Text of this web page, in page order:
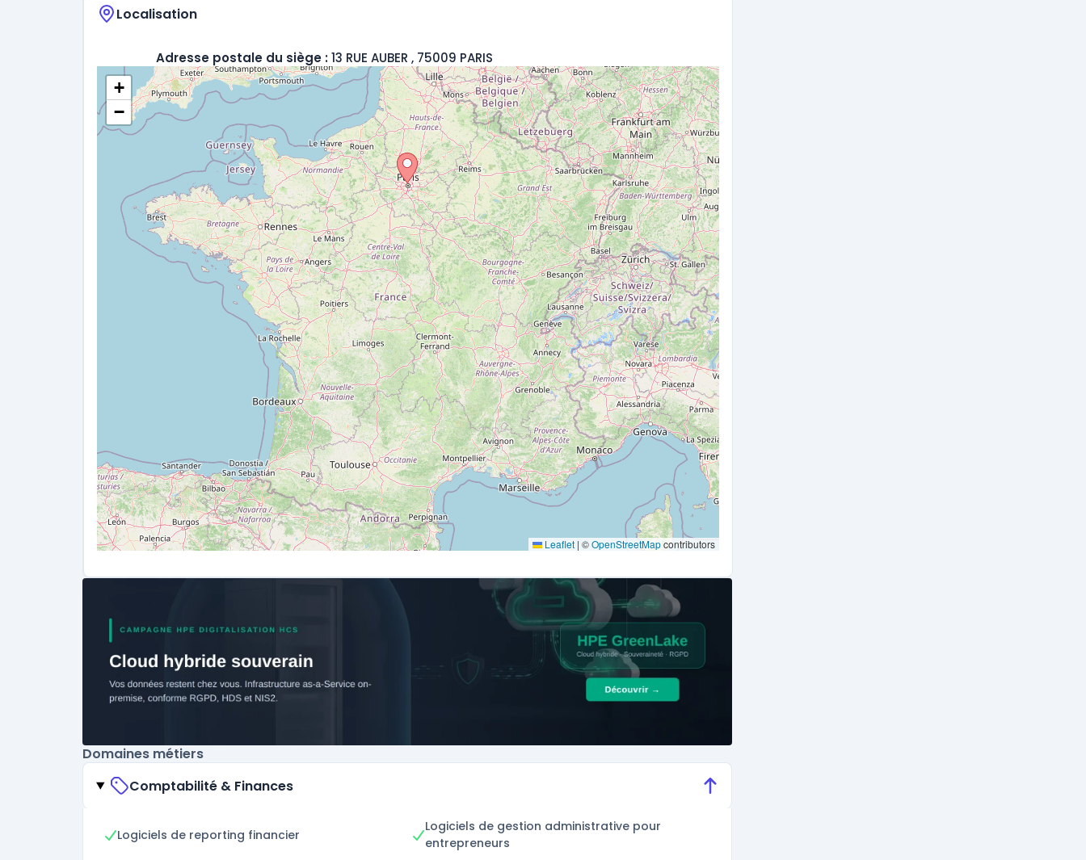
Localisation
Adresse postale du siège :13 RUE AUBER , 75009 PARIS
+
−
Leaflet | ©OpenStreetMapcontributors
Domaines métiers
Comptabilité & Finances
Logiciels de reporting financier
Logiciels de gestion administrative pour
entrepreneurs